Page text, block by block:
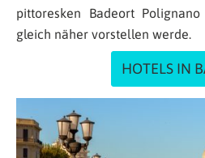
pittoresken Badeort
gleich näher vorstellen werde.
HOTELS IN